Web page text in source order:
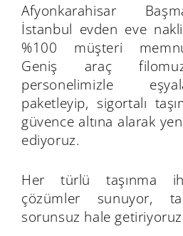
Afyonkarahisar
İstanbul evden eve
%100 müşteri
Geniş araç
personelimizle
paketleyip, sigortalı
güvence altına alarak
ediyoruz.
Her türlü taşınma
çözümler sunuyor,
sorunsuz hale